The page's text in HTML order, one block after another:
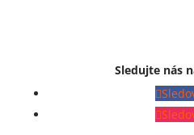
Sledujte nás